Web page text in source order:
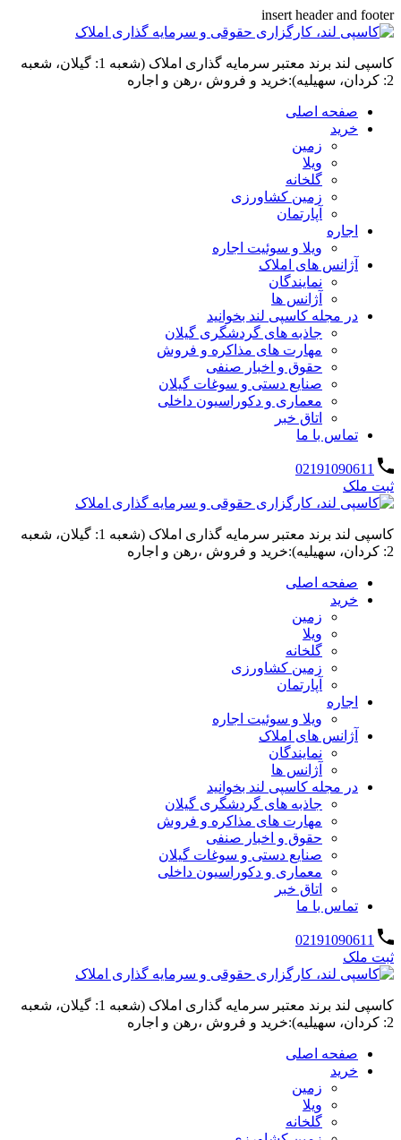
insert header and footer
کاسپی لند برند معتبر سرمایه گذاری املاک (شعبه 1: گیلان، شعبه
2: کردان، سهیلیه):خرید و فروش ،رهن و اجاره
صفحه اصلی
خرید
زمین
ویلا
گلخانه
زمین کشاورزی
آپارتمان
اجاره
ویلا و سوئیت اجاره
آژانس های املاک
نمایندگان
آژانس ها
در مجله کاسپی لند بخوانید
جاذبه های گردشگری گیلان
مهارت های مذاکره و فروش
حقوق و اخبار صنفی
صنایع دستی و سوغات گیلان
معماری و دکوراسیون داخلی
اتاق خبر
تماس با ما
02191090611
ثبت ملک
کاسپی لند برند معتبر سرمایه گذاری املاک (شعبه 1: گیلان، شعبه
2: کردان، سهیلیه):خرید و فروش ،رهن و اجاره
صفحه اصلی
خرید
زمین
ویلا
گلخانه
زمین کشاورزی
آپارتمان
اجاره
ویلا و سوئیت اجاره
آژانس های املاک
نمایندگان
آژانس ها
در مجله کاسپی لند بخوانید
جاذبه های گردشگری گیلان
مهارت های مذاکره و فروش
حقوق و اخبار صنفی
صنایع دستی و سوغات گیلان
معماری و دکوراسیون داخلی
اتاق خبر
تماس با ما
02191090611
ثبت ملک
کاسپی لند برند معتبر سرمایه گذاری املاک (شعبه 1: گیلان، شعبه
2: کردان، سهیلیه):خرید و فروش ،رهن و اجاره
صفحه اصلی
خرید
زمین
ویلا
گلخانه